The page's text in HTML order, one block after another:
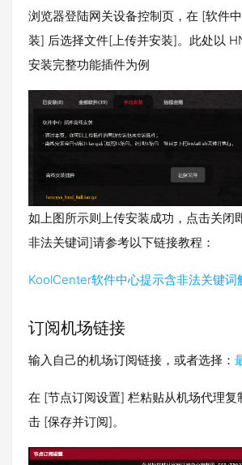
浏览器登陆网关设备控制页，在 [软件
装] 后选择文件[上传并安装]。此处以
安装完整功能插件为例
如上图所示则上传安装成功，点击关闭
非法关键词]请参考以下链接教程：
KoolCenter软件中心提示含非法关键词
订阅机场链接
输入自己的机场订阅链接，或者选择：
在 [节点订阅设置] 栏粘贴从机场代理复
击 [保存并订阅]。